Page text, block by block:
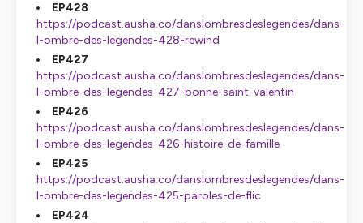
EP428
https://podcast.ausha.co/danslombresdeslegendes/dans-
l-ombre-des-legendes-428-rewind
EP427
https://podcast.ausha.co/danslombresdeslegendes/dans-
l-ombre-des-legendes-427-bonne-saint-valentin
EP426
https://podcast.ausha.co/danslombresdeslegendes/dans-
l-ombre-des-legendes-426-histoire-de-famille
EP425
https://podcast.ausha.co/danslombresdeslegendes/dans-
l-ombre-des-legendes-425-paroles-de-flic
EP424